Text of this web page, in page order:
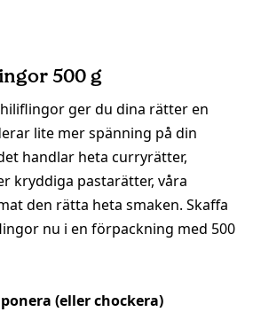
500 g
ger du dina rätter en
lite mer spänning på din
handlar heta curryrätter,
kryddiga pastarätter, våra
den rätta heta smaken. Skaffa
nu i en förpackning med 500
(eller chockera)